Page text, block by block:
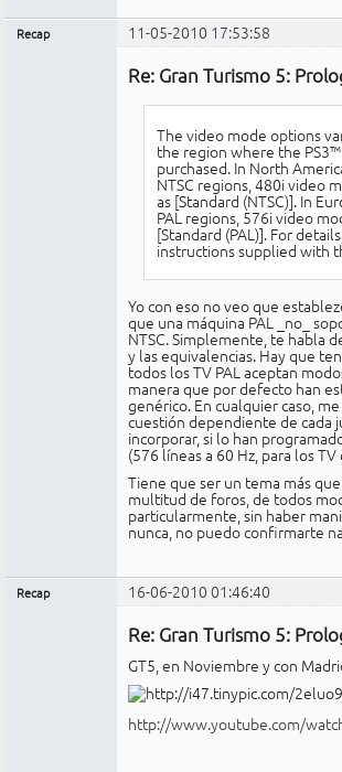
Recap 11-05-2010 17:53:58
Re: Gran Turismo 5:
The video mode options
the region where the
purchased. In North
NTSC regions, 480i video
as [Standard (NTSC)]. In
PAL regions, 576i video
[Standard (PAL)]. For
instructions supplied with
Yo con eso no veo que
que una máquina PAL _no_
NTSC. Simplemente, te habla
y las equivalencias. Hay que
todos los TV PAL aceptan
manera que por defecto han
genérico. En cualquier caso,
cuestión dependiente de cada
incorporar, si lo han
(576 líneas a 60 Hz, para los
Tiene que ser un tema más
multitud de foros, de todos
particularmente, sin haber
nunca, no puedo confirmarte
Recap 16-06-2010 01:46:40
Re: Gran Turismo 5:
GT5, en Noviembre y con
http://www.youtube.com/